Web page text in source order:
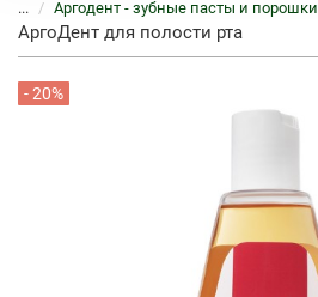
... Аргодент - зубные пасты и порошки
АргоДент для полости рта
- 20%